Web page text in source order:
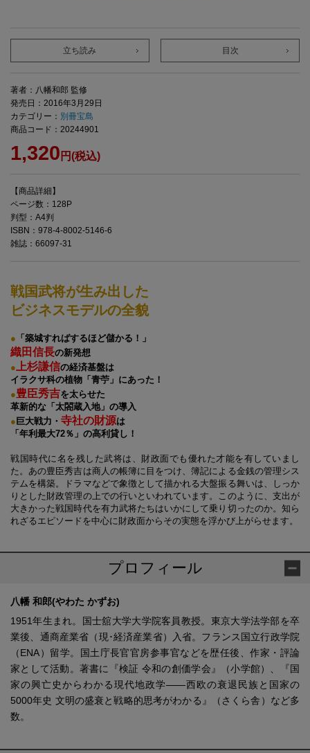
立ち読み 目次
著者：八幡和郎 監修
発売日：2016年3月29日
カテゴリー： 別冊宝島
商品コード：20244901
1,320 円(税込)
【商品詳細】
ページ数：128P
判型：A4判
ISBN：978-4-8002-5146-6
雑誌：66097-31
戦国武将が生み出した
ビジネスモデルの全貌
● 「築城すればするほど儲かる！」
織田信長の新発想
●
上杉謙信の経済基盤は
イラクサ科の植物「青苧」にあった！
●豊臣秀吉を太らせた
革新的な「太閤蔵入地」の導入
● 巨大戦力・ 寺社の財源は
「年利最大72％」の高利貸し！
戦国時代に名を残した武将は、財政面でも優れた才能を有していまし
た。あの豊臣秀吉は商人の帳簿に目をつけ、簿記による金銭の管理シス
テムを構築。ドラマなどで象徴として描かれる大盤振る舞いは、しっか
りとした財政管理の上での行いといわれています。このように、支出が
大きかった戦国時代を有力武将たちはいかにして乗り切ったのか。知ら
れざるエピソードを中心に財政面からその実態を浮かび上がらせます。
プロフィール
八幡 和郎(やわた かずお)
1951年生まれ。国士舘大学大学院客員教授。東京大学法学部を卒
業後、通商産業省（現･経済産業省）入省。フランス国立行政学院
（ENA）留学。国土庁長官官房参事官などを歴任後、作家・評論
家として活動。著書に『検証 令和の創価学会』（小学館）、『国
家の興亡史からわかる現代地政学――西欧の衰退民族と国家の
5000年史 文明の盛衰と戦略的思考がわかる』（さくら舎）など多
数。